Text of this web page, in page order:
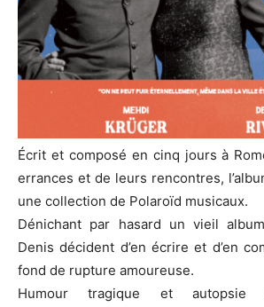
Écrit et composé en cinq jours à
errances et de leurs rencontres,
une collection de Polaroïd musicaux.
Dénichant par hasard un vieil
Denis décident d’en écrire et d’en
fond de rupture amoureuse.
Humour tragique et autopsie